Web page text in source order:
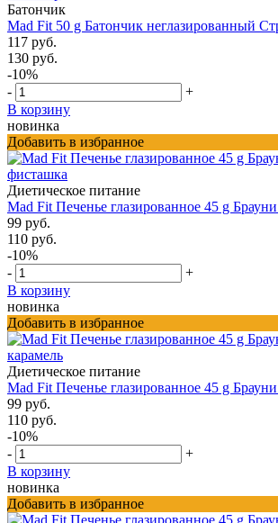
Батончик
Mad Fit 50 g Батончик неглазированный
117 руб.
130 руб.
-10%
-
+
В корзину
новинка
Добавить в избранное
Диетическое питание
Mad Fit Печенье глазированное 45 g
99 руб.
110 руб.
-10%
-
+
В корзину
новинка
Добавить в избранное
Диетическое питание
Mad Fit Печенье глазированное 45 g
99 руб.
110 руб.
-10%
-
+
В корзину
новинка
Добавить в избранное